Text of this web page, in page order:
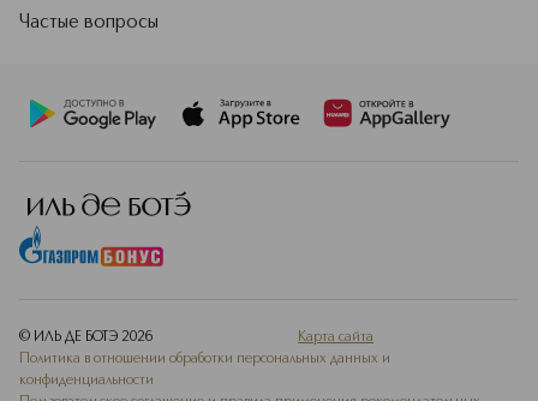
Частые вопросы
© ИЛЬ ДЕ БОТЭ 2026
Карта сайта
Политика в отношении обработки персональных данных и
конфиденциальности